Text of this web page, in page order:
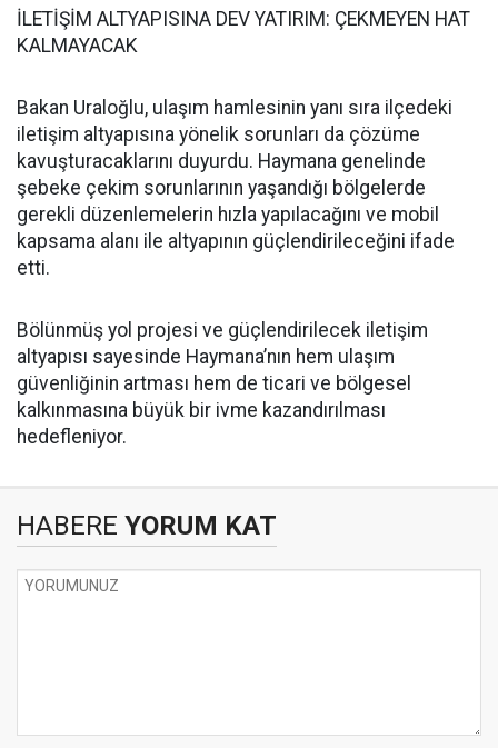
İLETİŞİM ALTYAPISINA DEV YATIRIM: ÇEKMEYEN HAT
KALMAYACAK
Bakan Uraloğlu, ulaşım hamlesinin yanı sıra ilçedeki
iletişim altyapısına yönelik sorunları da çözüme
kavuşturacaklarını duyurdu. Haymana genelinde
şebeke çekim sorunlarının yaşandığı bölgelerde
gerekli düzenlemelerin hızla yapılacağını ve mobil
kapsama alanı ile altyapının güçlendirileceğini ifade
etti.
Bölünmüş yol projesi ve güçlendirilecek iletişim
altyapısı sayesinde Haymana’nın hem ulaşım
güvenliğinin artması hem de ticari ve bölgesel
kalkınmasına büyük bir ivme kazandırılması
hedefleniyor.
HABERE YORUM KAT